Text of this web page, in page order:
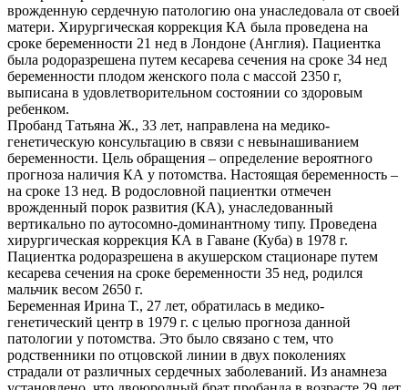
врожденную сердечную патологию она унаследовала от своей
матери. Хирургическая коррекция КА была проведена на
сроке беременности 21 нед в Лондоне (Англия). Пациентка
была родоразрешена путем кесарева сечения на сроке 34 нед
беременности плодом женского пола с массой 2350 г,
выписана в удовлетворительном состоянии со здоровым
ребенком.
Пробанд Татьяна Ж., 33 лет, направлена на медико-
генетическую консультацию в связи с невынашиванием
беременности. Цель обращения – определение вероятного
прогноза наличия КА у потомства. Настоящая беременность –
на сроке 13 нед. В родословной пациентки отмечен
врожденный порок развития (КА), унаследованный
вертикально по аутосомно-доминантному типу. Проведена
хирургическая коррекция КА в Гаване (Куба) в 1978 г.
Пациентка родоразрешена в акушерском стационаре путем
кесарева сечения на сроке беременности 35 нед, родился
мальчик весом 2650 г.
Беременная Ирина Т., 27 лет, обратилась в медико-
генетический центр в 1979 г. с целью прогноза данной
патологии у потомства. Это было связано с тем, что
родственники по отцовской линии в двух поколениях
страдали от различных сердечных заболеваний. Из анамнеза